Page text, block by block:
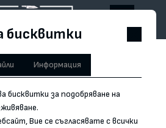
бисквитки
Информация
бисквитки за подобряване на
Вие се съгласявате с всички